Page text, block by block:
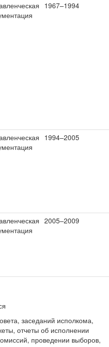
1967–1994
1994–2005
2005–2009
заседаний исполкома,
отчеты об исполнении
проведении выборов,